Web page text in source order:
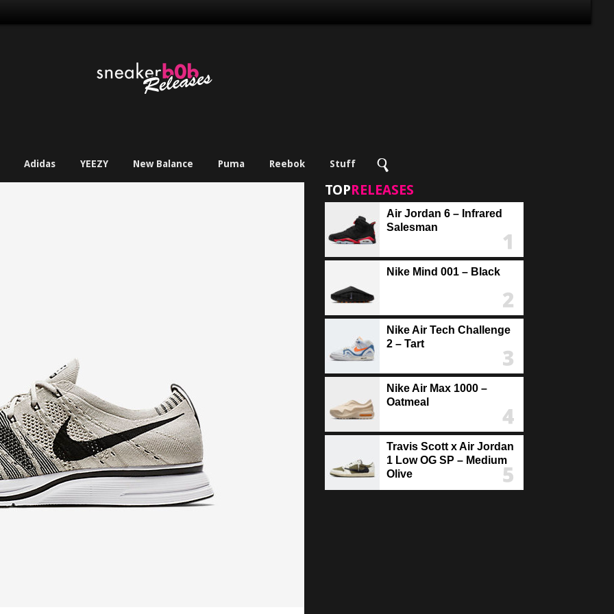
Adidas YEEZY New Balance Puma Reebok Stuff
TOPRELEASES
Air Jordan 6 – Infrared
Salesman
Nike Mind 001 – Black
Nike Air Tech Challenge
2 – Tart
Nike Air Max 1000 –
Oatmeal
Travis Scott x Air Jordan
1 Low OG SP – Medium
Olive